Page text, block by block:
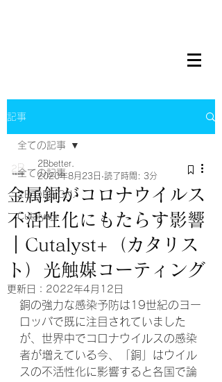
記事
全ての記事
2B DESIGN.
Cutalyst+
全ての記事
金属銅がコロナウイルス
不活性化にもたらす影響
｜Cutalyst+（カタリス
ト）光触媒コーティング
2Bbetter.
2020年8月23日 読了時間: 3分
更新日： 2022年4月12日
銅の強力な感染予防は19世紀のヨー
ロッパで既に注目されていました
が、世界中でコロナウイルスの感染
者が増えている今、「銅」はウイル
スの不活性化に影響すると各国で論